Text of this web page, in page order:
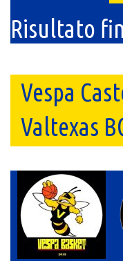
Risultato
Vespa
Valtexas